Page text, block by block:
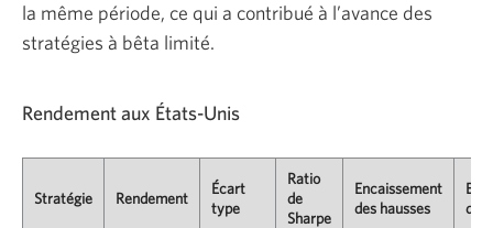
la même période, ce qui a contribué à l’avance des
stratégies à bêta limité.
Rendement aux États-Unis
Stratégie Rendement
Écart
type
Ratio
de
Sharpe
Encaissement
des hausses
des